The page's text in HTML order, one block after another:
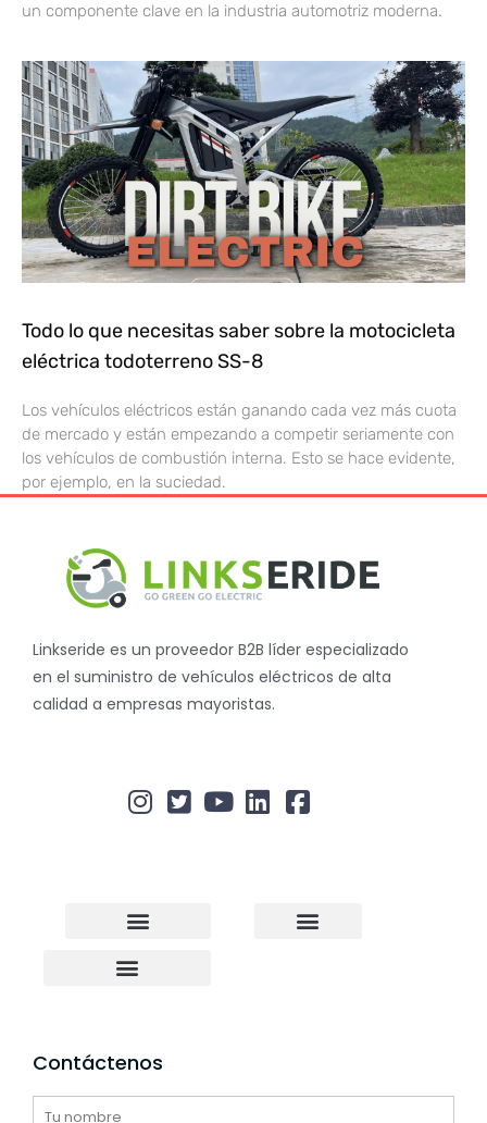
un componente clave en la industria automotriz moderna.
Todo lo que necesitas saber sobre la motocicleta
eléctrica todoterreno SS-8
Los vehículos eléctricos están ganando cada vez más cuota
de mercado y están empezando a competir seriamente con
los vehículos de combustión interna. Esto se hace evidente,
por ejemplo, en la suciedad.
Linkseride es un proveedor B2B líder especializado
en el suministro de vehículos eléctricos de alta
calidad a empresas mayoristas.
Contáctenos
Nombre